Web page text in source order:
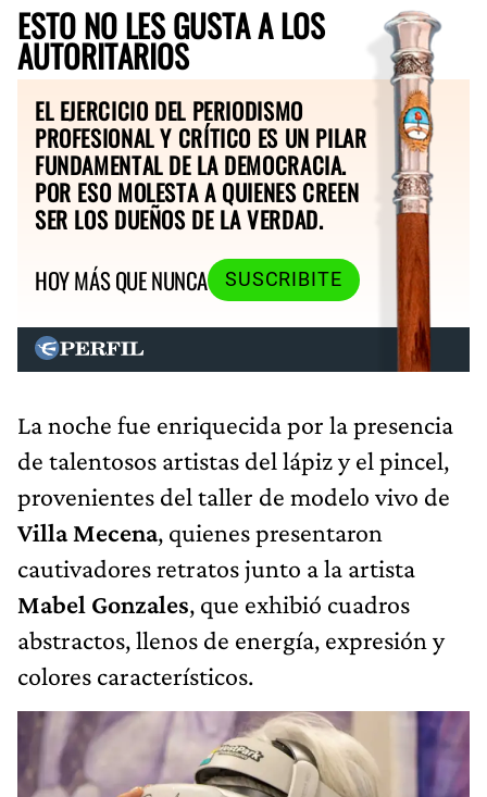
ESTO NO LES GUSTA A LOS
AUTORITARIOS
EL EJERCICIO DEL PERIODISMO
PROFESIONAL Y CRÍTICO ES UN PILAR
FUNDAMENTAL DE LA DEMOCRACIA.
POR ESO MOLESTA A QUIENES CREEN
SER LOS DUEÑOS DE LA VERDAD.
HOY MÁS QUE NUNCA
SUSCRIBITE
La noche fue enriquecida por la presencia
de talentosos artistas del lápiz y el pincel,
provenientes del taller de modelo vivo de
Villa Mecena, quienes presentaron
cautivadores retratos junto a la artista
Mabel Gonzales, que exhibió cuadros
abstractos, llenos de energía, expresión y
colores característicos.